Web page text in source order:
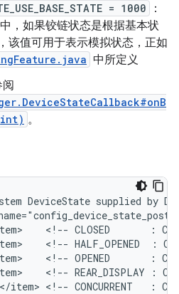
= 1000
：
，如果铰链状态是根据基本状
该值可用于表示模拟状态，正如
中所定义
。
DeviceState supplied by
<!-- CLOSED       :
<!-- HALF_OPENED  :
<!-- OPENED       :
<!-- REAR_DISPLAY :
item> <!-- CONCURRENT   :